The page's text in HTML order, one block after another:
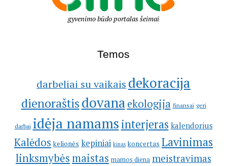
gyvenimo būdo portalas šeimai
Temos
darbeliai su vaikais dekoracija
dienoraštisdovana ekologija finansai geri
darbai idėja namams interjeras kalendorius
Kalėdos kelionės kepiniai kinas koncertas Lavinimas
linksmybėsmaistas mamos diena meistravimas